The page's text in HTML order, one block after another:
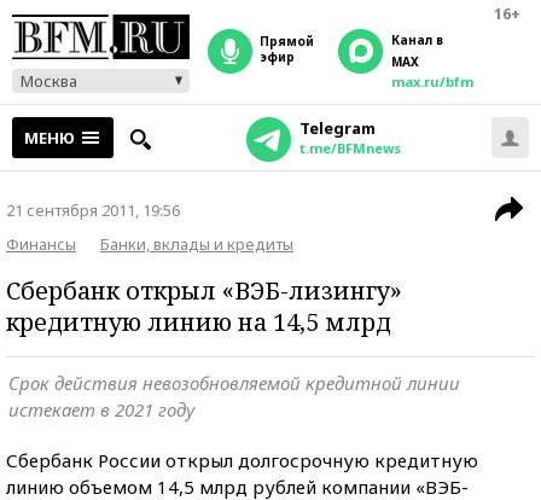
16+
Москва
прямой
эфир
Канал в
MAX
max.ru/bfm
МЕНЮ Telegram
t.me/BFMnews
21 сентября 2011, 19:56
Финансы
Банки, вклады и кредиты
Сбербанк открыл «ВЭБ-лизингу»
кредитную линию на 14,5 млрд
Срок действия невозобновляемой кредитной линии
истекает в 2021 году
Сбербанк России открыл долгосрочную кредитную
линию объемом 14,5 млрд рублей компании «ВЭБ-